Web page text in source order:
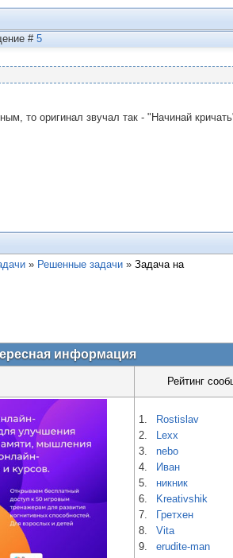
# 5
то оригинал звучал так - "Начинай
» Решенные задачи » Задача на
информация
Рейтинг
1.
Rostislav
2.
Lexx
3.
nebo
4.
Иван
5.
никник
6.
Kreativshik
7.
Гретхен
8.
Vita
9.
erudite-man